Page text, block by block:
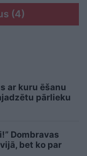
(4)
ar kuru ēšanu
pārlieku
Dombravas
bet ko par